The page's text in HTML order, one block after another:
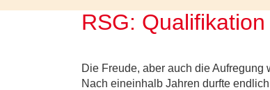
RSG:
Die Freude, aber auch die
Nach eineinhalb Jahren durfte